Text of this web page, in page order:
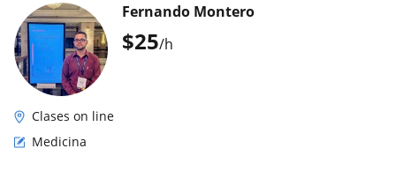
$25/h
Fernando Montero
Clases on line
Medicina